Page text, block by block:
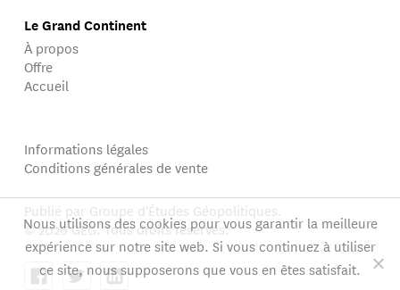
Le Grand Continent
À propos
Offre
Accueil
Informations légales
Conditions générales de vente
Publié par Groupe d'Études Géopolitiques.
© 2026 GEG. Tous droits réservés.
Nous utilisons des cookies pour vous garantir la meilleure
expérience sur notre site web. Si vous continuez à utiliser
ce site, nous supposerons que vous en êtes satisfait.